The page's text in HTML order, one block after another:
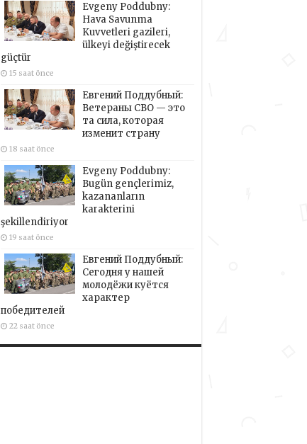
Evgeny Poddubny:
Hava Savunma
Kuvvetleri gazileri,
ülkeyi değiştirecek
güçtür
15 saat önce
Евгений Поддубный:
Ветераны СВО — это
та сила, которая
изменит страну
18 saat önce
Evgeny Poddubny:
Bugün gençlerimiz,
kazananların
karakterini
şekillendiriyor
19 saat önce
Евгений Поддубный:
Сегодня у нашей
молодёжи куётся
характер
победителей
22 saat önce